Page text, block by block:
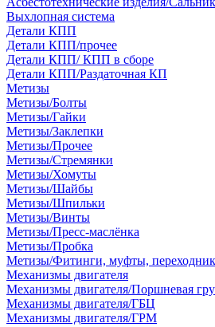
Выхлопная система
Детали КПП
Детали КПП/прочее
Детали КПП/ КПП в сборе
Детали КПП/Раздаточная КП
Метизы
Метизы/Болты
Метизы/Гайки
Метизы/Заклепки
Метизы/Прочее
Метизы/Стремянки
Метизы/Хомуты
Метизы/Шайбы
Метизы/Шпильки
Метизы/Винты
Метизы/Пресс-маслёнка
Метизы/Пробка
Метизы/Фитинги, муфты,
Механизмы двигателя
Механизмы двигателя/Поршневая
Механизмы двигателя/ГБЦ
Механизмы двигателя/ГРМ